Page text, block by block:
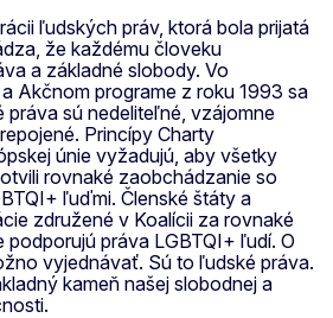
ľudských práv, ktorá bola prijatá
že každému človeku
a základné slobody. Vo
Akčnom programe z roku 1993 sa
sú nedeliteľné, vzájomne
Princípy Charty
únie vyžadujú, aby všetky
rovnaké zaobchádzanie so
ľuďmi. Členské štáty a
združené v Koalícii za rovnaké
podporujú práva LGBTQI+ ľudí. O
vyjednávať. Sú to ľudské práva.
kameň našej slobodnej a